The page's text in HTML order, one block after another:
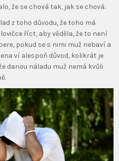
že se chová tak, jak se chová.
z toho důvodu, že toho má
říct, aby věděla, že to není
pokud se s nimi muž nebaví a
ví alespoň důvod, kolikrát je
danou náladu muž nemá kvůli